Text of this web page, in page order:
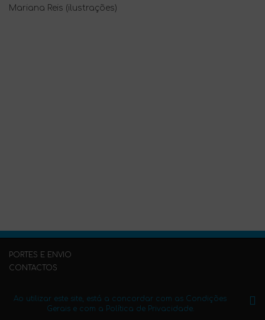
Ao utilizar este site, está a concordar com as Condições
Gerais e com a Política de Privacidade.
Mariana Reis (ilustrações)
PORTES E ENVIO
CONTACTOS
PUBLIQUE O SEU LIVRO CONNOSCO